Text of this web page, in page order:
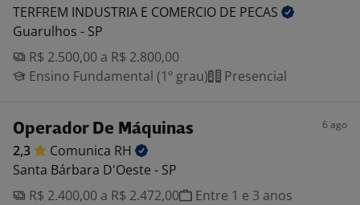
TERFREM INDUSTRIA E COMERCIO DE PECAS
Guarulhos - SP
R$ 2.500,00 a R$ 2.800,00
Ensino Fundamental (1º grau)
Presencial
Operador De Máquinas 6 ago
2,3 Comunica RH
Santa Bárbara D'Oeste - SP
R$ 2.400,00 a R$ 2.472,00
Entre 1 e 3 anos